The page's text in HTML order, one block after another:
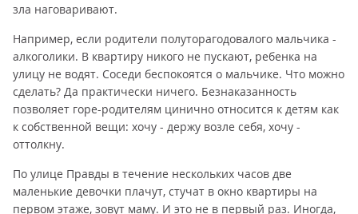
зла наговаривают.
Например, если родители полуторагодовалого мальчика -
алкоголики. В квартиру никого не пускают, ребенка на
улицу не водят. Соседи беспокоятся о мальчике. Что можно
сделать? Да практически ничего. Безнаказанность
позволяет горе-родителям цинично относится к детям как
к собственной вещи: хочу - держу возле себя, хочу -
оттолкну.
По улице Правды в течение нескольких часов две
маленькие девочки плачут, стучат в окно квартиры на
первом этаже, зовут маму. И это не в первый раз. Иногда,